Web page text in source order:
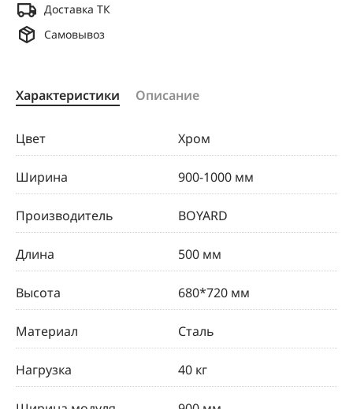
Доставка ТК
Самовывоз
Характеристики Описание
Цвет Хром
Ширина 900-1000 мм
Производитель BOYARD
Длина 500 мм
Высота 680*720 мм
Материал Сталь
Нагрузка 40 кг